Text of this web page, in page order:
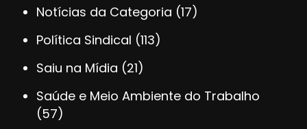
Notícias da Categoria (17)
Política Sindical (113)
Saiu na Mídia (21)
Saúde e Meio Ambiente do Trabalho
(57)